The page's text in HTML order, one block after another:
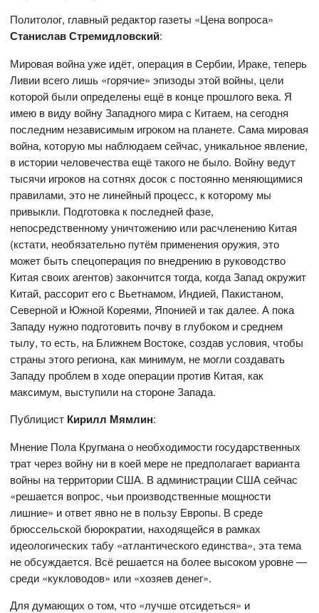
Политолог, главный редактор газеты «Цена вопроса»
Станислав Стремидловский:
Мировая война уже идёт, операция в Сербии, Ираке, теперь
Ливии всего лишь «горячие» эпизоды этой войны, цели
которой были определены ещё в конце прошлого века. Я
имею в виду войну Западного мира с Китаем, на сегодня
последним независимым игроком на планете. Сама мировая
война, которую мы наблюдаем сейчас, уникальное явление,
в истории человечества ещё такого не было. Войну ведут
тысячи игроков на сотнях досок с постоянно меняющимися
правилами, это не линейный процесс, к которому мы
привыкли. Подготовка к последней фазе,
непосредственному уничтожению или расчленению Китая
(кстати, необязательно путём применения оружия, это
может быть спецоперация по внедрению в руководство
Китая своих агентов) закончится тогда, когда Запад окружит
Китай, рассорит его с Вьетнамом, Индией, Пакистаном,
Северной и Южной Кореями, Японией и так далее. А пока
Западу нужно подготовить почву в глубоком и среднем
тылу, то есть, на Ближнем Востоке, создав условия, чтобы
страны этого региона, как минимум, не могли создавать
Западу проблем в ходе операции против Китая, как
максимум, выступили на стороне Запада.
Публицист Кирилл Мямлин:
Мнение Пола Кругмана о необходимости государственных
трат через войну ни в коей мере не предполагает варианта
войны на территории США. В администрации США сейчас
«решается вопрос, чьи производственные мощности
лишние» и ответ явно не в пользу Европы. В среде
брюссельской бюрократии, находящейся в рамках
идеологических табу «атлантического единства», эта тема
не обсуждается. Всё решается на более высоком уровне —
среди «кукловодов» или «хозяев денег».
Для думающих о том, что «лучше отсидеться» и